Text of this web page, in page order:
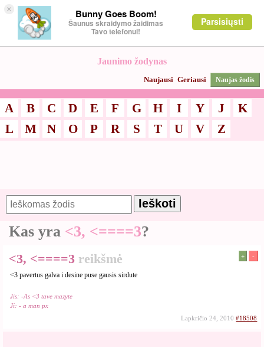
× Bunny Goes Boom!
Šaunus skraidymo žaidimas
Tavo telefonui!
Parsisiųsti
Jaunimo žodynas
Naujausi Geriausi Naujas žodis
A B C D E F G H I Y J
K
L
M N O P R S T U V Z
Kas yra <3, <====3?
<3, <====3 reikšmė + -
<3 pavertus galva i desine puse gausis sirdute
Jis: -As <3 tave mazyte
Ji: - a man px
Lapkričio 24, 2010#18508